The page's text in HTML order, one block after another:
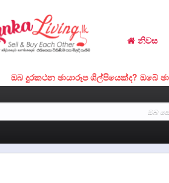
නිවස
දුරකථන ඡායාරූප ශිල්පියෙක්ද? ඔබේ